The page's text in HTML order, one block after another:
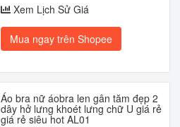
Xem Lịch Sử Giá
Mua ngay trên Shopee
Áo bra nữ áobra len gân tăm đẹp 2
dây hở lưng khoét lưng chữ U giá rẻ
giá rẻ siêu hot AL01